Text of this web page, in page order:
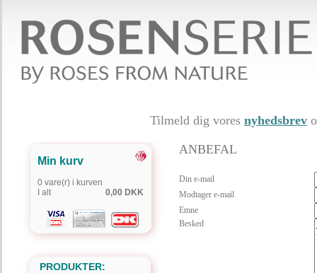
Tilmeld dig vores nyhedsbrev
Min kurv
0 vare(r) i kurven
I alt
0,00 DKK
PRODUKTER:
ANBEFAL
Din e-mail
Modtager e-mail
Emne
Besked